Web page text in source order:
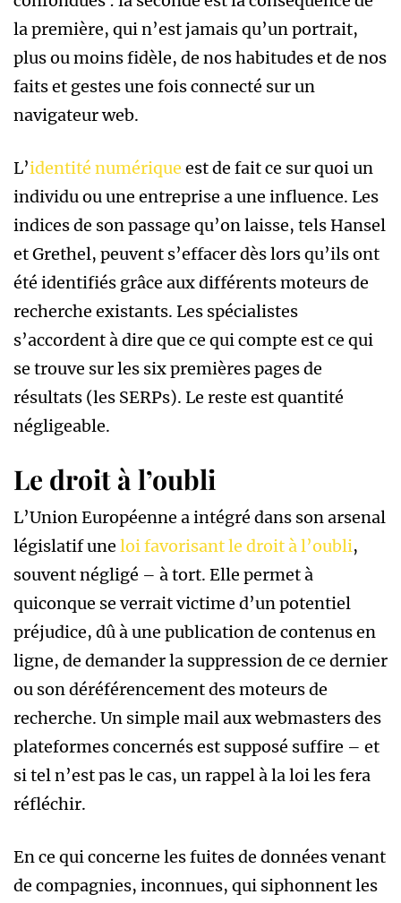
la première, qui n’est jamais qu’un portrait,
plus ou moins fidèle, de nos habitudes et de nos
faits et gestes une fois connecté sur un
navigateur web.
L’identité numérique est de fait ce sur quoi un
individu ou une entreprise a une influence. Les
indices de son passage qu’on laisse, tels Hansel
et Grethel, peuvent s’effacer dès lors qu’ils ont
été identifiés grâce aux différents moteurs de
recherche existants. Les spécialistes
s’accordent à dire que ce qui compte est ce qui
se trouve sur les six premières pages de
résultats (les SERPs). Le reste est quantité
négligeable.
Le droit à l’oubli
L’Union Européenne a intégré dans son arsenal
législatif une loi favorisant le droit à l’oubli,
souvent négligé – à tort. Elle permet à
quiconque se verrait victime d’un potentiel
préjudice, dû à une publication de contenus en
ligne, de demander la suppression de ce dernier
ou son déréférencement des moteurs de
recherche. Un simple mail aux webmasters des
plateformes concernés est supposé suffire – et
si tel n’est pas le cas, un rappel à la loi les fera
réfléchir.
En ce qui concerne les fuites de données venant
de compagnies, inconnues, qui siphonnent les